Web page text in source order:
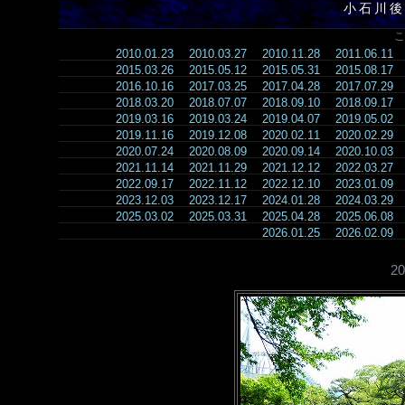
小石川
2010.01.23 2010.03.27 2010.11.28
2011.06.11
2015.03.26
2015.05.12 2015.05.31
2015.08.17
2016.10.16
2017.03.25 2017.04.28
2017.07.29
2018.03.20
2018.07.07 2018.09.10
2018.09.17
2019.03.16
2019.03.24 2019.04.07
2019.05.02
2019.11.16
2019.12.08 2020.02.11
2020.02.29
2020.07.24
2020.08.09 2020.09.14
2020.10.03
2021.11.14
2021.11.29 2021.12.12
2022.03.27
2022.09.17
2022.11.12 2022.12.10
2023.01.09
2023.12.03
2023.12.17 2024.01.28
2024.03.29
2025.03.02
2025.03.31 2025.04.28
2025.06.08
2026.01.25
2026.02.09